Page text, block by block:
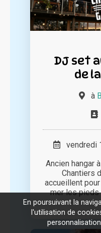
DJ set
de
à
vendredi
Ancien hangar
Chantiers
accueillent
mer les pieds
En poursuivant la
l'utilisation de